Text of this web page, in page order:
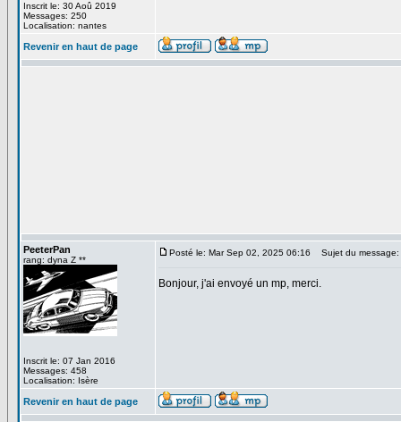
Inscrit le: 30 Aoû 2019
Messages: 250
Localisation: nantes
Revenir en haut de page
PeeterPan
rang: dyna Z **
Inscrit le: 07 Jan 2016
Messages: 458
Localisation: Isère
Posté le: Mar Sep 02, 2025 06:16 Sujet du message:
Bonjour, j'ai envoyé un mp, merci.
Revenir en haut de page